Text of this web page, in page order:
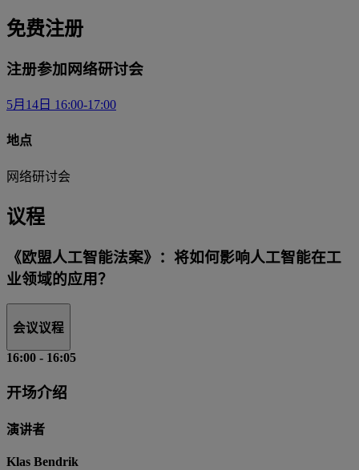
免费注册
注册参加网络研讨会
5月14日 16:00-17:00
地点
网络研讨会
议程
《欧盟人工智能法案》：将如何影响人工智能在工
业领域的应用？
会议议程
16:00 - 16:05
开场介绍
演讲者
Klas Bendrik